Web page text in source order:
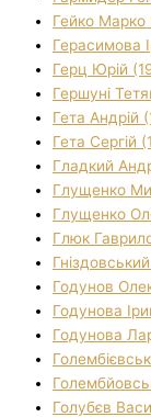
Гейко
Герасимова
Герц Юрій
Гершуні
Гета Андрій
Гета Сергій
Гладкий
Глущенко
Глущенко
Глюк
Годунов
Годунова
Годунова
Голубєв